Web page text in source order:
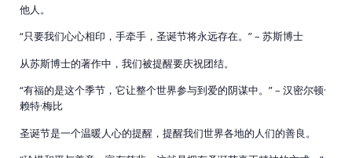
他人。
“只要我们心心相印，手牵手，圣诞节将永远存在。” – 苏斯博士
从苏斯博士的著作中，我们被提醒要庆祝团结。
“有福的是这个季节，它让整个世界参与到爱的阴谋中。” – 汉密尔顿·
赖特·梅比
圣诞节是一个温暖人心的提醒，提醒我们世界各地的人们的善良。